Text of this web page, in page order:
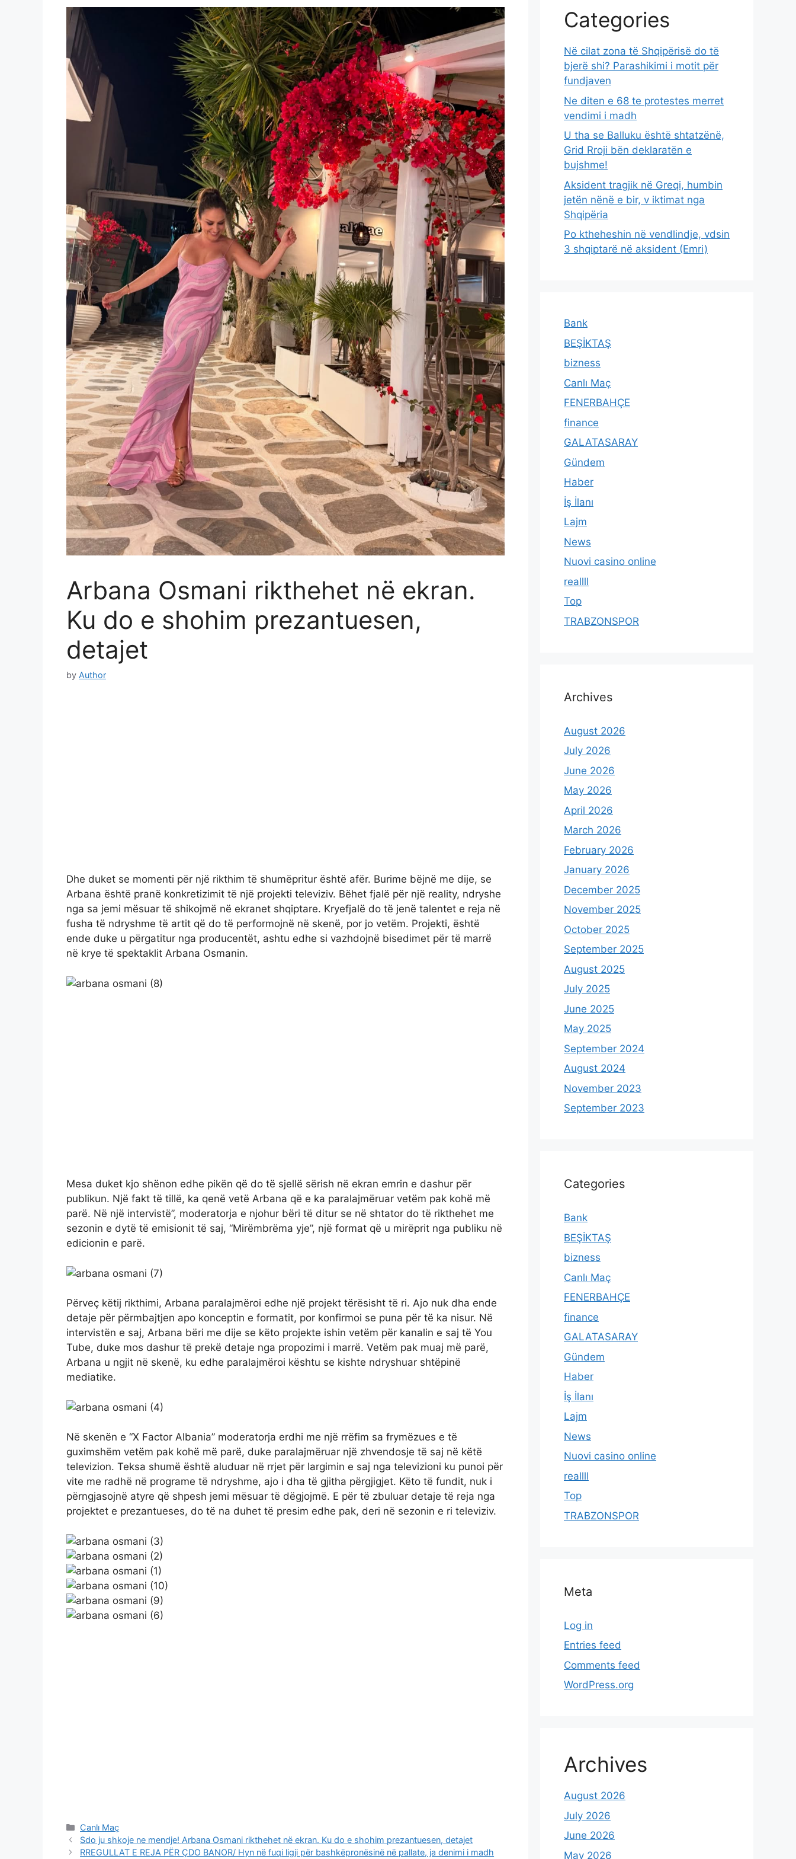
Arbana Osmani rikthehet në ekran.
Ku do e shohim prezantuesen,
detajet
by Author
Dhe duket se momenti për një rikthim të shumëpritur është afër. Burime bëjnë me dije, se
Arbana është pranë konkretizimit të një projekti televiziv. Bëhet fjalë për një reality, ndryshe
nga sa jemi mësuar të shikojmë në ekranet shqiptare. Kryefjalë do të jenë talentet e reja në
fusha të ndryshme të artit që do të performojnë në skenë, por jo vetëm. Projekti, është
ende duke u përgatitur nga producentët, ashtu edhe si vazhdojnë bisedimet për të marrë
në krye të spektaklit Arbana Osmanin.
Mesa duket kjo shënon edhe pikën që do të sjellë sërish në ekran emrin e dashur për
publikun. Një fakt të tillë, ka qenë vetë Arbana që e ka paralajmëruar vetëm pak kohë më
parë. Në një intervistë”, moderatorja e njohur bëri të ditur se në shtator do të rikthehet me
sezonin e dytë të emisionit të saj, “Mirëmbrëma yje”, një format që u mirëprit nga publiku në
edicionin e parë.
Përveç këtij rikthimi, Arbana paralajmëroi edhe një projekt tërësisht të ri. Ajo nuk dha ende
detaje për përmbajtjen apo konceptin e formatit, por konfirmoi se puna për të ka nisur. Në
intervistën e saj, Arbana bëri me dije se këto projekte ishin vetëm për kanalin e saj të You
Tube, duke mos dashur të prekë detaje nga propozimi i marrë. Vetëm pak muaj më parë,
Arbana u ngjit në skenë, ku edhe paralajmëroi kështu se kishte ndryshuar shtëpinë
mediatike.
Në skenën e “X Factor Albania” moderatorja erdhi me një rrëfim sa frymëzues e të
guximshëm vetëm pak kohë më parë, duke paralajmëruar një zhvendosje të saj në këtë
televizion. Teksa shumë është aluduar në rrjet për largimin e saj nga televizioni ku punoi për
vite me radhë në programe të ndryshme, ajo i dha të gjitha përgjigjet. Këto të fundit, nuk i
përngjasojnë atyre që shpesh jemi mësuar të dëgjojmë. E për të zbuluar detaje të reja nga
projektet e prezantueses, do të na duhet të presim edhe pak, deri në sezonin e ri televiziv.
Categories
Canlı Maç
Sdo ju shkoje ne mendje! Arbana Osmani rikthehet në ekran. Ku do e shohim prezantuesen, detajet
RREGULLAT E REJA PËR ÇDO BANOR/ Hyn në fuqi ligji për bashkëpronësinë në pallate, ja denimi i madh
Categories
Në cilat zona të Shqipërisë do të
bjerë shi? Parashikimi i motit për
fundjaven
Ne diten e 68 te protestes merret
vendimi i madh
U tha se Balluku është shtatzënë,
Grid Rroji bën deklaratën e
bujshme!
Aksident tragjik në Greqi, humbin
jetën nënë e bir, v iktimat nga
Shqipëria
Po ktheheshin në vendlindje, vdsin
3 shqiptarë në aksident (Emri)
Bank
BEŞİKTAŞ
bizness
Canlı Maç
FENERBAHÇE
finance
GALATASARAY
Gündem
Haber
İş İlanı
Lajm
News
Nuovi casino online
reallll
Top
TRABZONSPOR
Archives
August 2026
July 2026
June 2026
May 2026
April 2026
March 2026
February 2026
January 2026
December 2025
November 2025
October 2025
September 2025
August 2025
July 2025
June 2025
May 2025
September 2024
August 2024
November 2023
September 2023
Categories
Bank
BEŞİKTAŞ
bizness
Canlı Maç
FENERBAHÇE
finance
GALATASARAY
Gündem
Haber
İş İlanı
Lajm
News
Nuovi casino online
reallll
Top
TRABZONSPOR
Meta
Log in
Entries feed
Comments feed
WordPress.org
Archives
August 2026
July 2026
June 2026
May 2026